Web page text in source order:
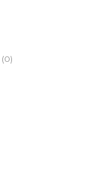
(0)